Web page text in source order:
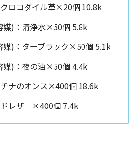
ロコダイル革×20個 10.8k
媒)：清浄水×50個 5.8k
媒)：ターブラック×50個 5.1k
媒)：夜の油×50個 4.4k
ナのオンス×400個 18.6k
レザー×400個 7.4k